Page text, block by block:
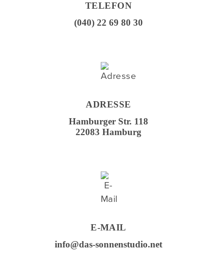
TELEFON
(040) 22 69 80 30
ADRESSE
Hamburger Str. 118
22083 Hamburg
E-MAIL
info@das-sonnenstudio.net